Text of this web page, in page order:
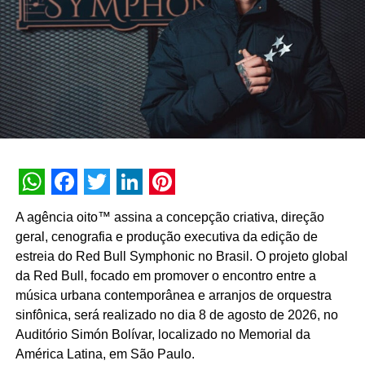
TÓPICOS RELACIONADOS: DESTAQUE
A SEGUIR
FutureBrand São Paulo conquista conta da
Yamaha
NÃO PERCA
Pessoas desaparecidas viram personagens de
WhatsApp
Facebook
Twitter
LinkedIn
Pinterest
A agência oito™ assina a concepção criativa, direção
geral, cenografia e produção executiva da edição de
estreia do Red Bull Symphonic no Brasil. O projeto global
da Red Bull, focado em promover o encontro entre a
música urbana contemporânea e arranjos de orquestra
sinfônica, será realizado no dia 8 de agosto de 2026, no
Auditório Simón Bolívar, localizado no Memorial da
América Latina, em São Paulo.